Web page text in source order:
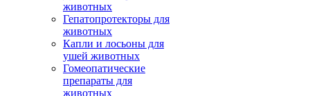
животных
Гепатопротекторы для
животных
Капли и лосьоны для
ушей животных
Гомеопатические
препараты для
животных